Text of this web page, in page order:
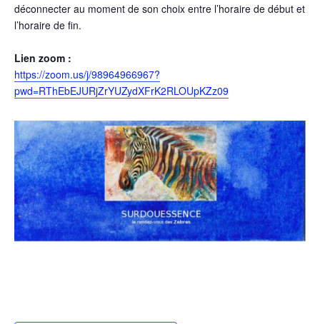
déconnecter au moment de son choix entre l’horaire de début et
l’horaire de fin.
Lien zoom :
https://zoom.us/j/98964966967?
pwd=RThEbEJURjZrYUZydXFrK2RLOUpKZz09